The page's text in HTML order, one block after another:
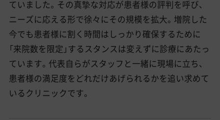
ていました。その真摯な対応が患者様の評判を呼び、
ニーズに応える形で徐々にその規模を拡大。増院した
今でも患者様に割く時間はしっかり確保するために
「来院数を限定」するスタンスは変えずに診療にあたっ
ています。代表自らがスタッフと一緒に現場に立ち、
患者様の満足度をどれだけあげられるかを追い求めて
いるクリニックです。